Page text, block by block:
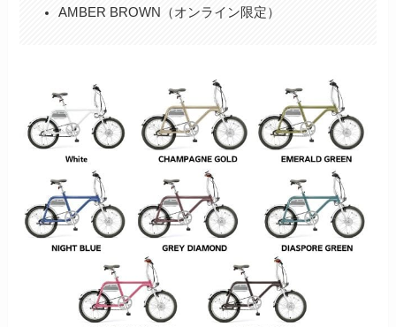
AMBER BROWN（オンライン限定）